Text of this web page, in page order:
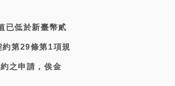
已低於新臺幣貳
約第29條第1項規
之申請，俟金